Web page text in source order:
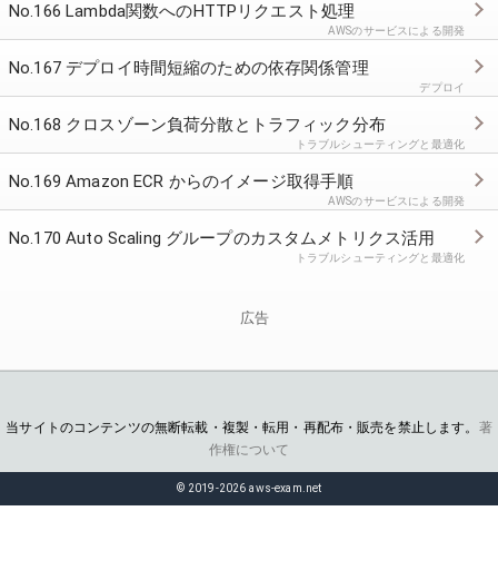
No.166 Lambda関数へのHTTPリクエスト処理
AWSのサービスによる開発
No.167 デプロイ時間短縮のための依存関係管理
デプロイ
No.168 クロスゾーン負荷分散とトラフィック分布
トラブルシューティングと最適化
No.169 Amazon ECR からのイメージ取得手順
AWSのサービスによる開発
No.170 Auto Scaling グループのカスタムメトリクス活用
トラブルシューティングと最適化
広告
当サイトのコンテンツの無断転載・複製・転用・再配布・販売を禁止します。 著
作権について
© 2019-2026 aws-exam.net